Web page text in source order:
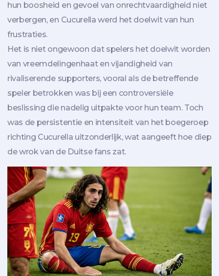
hun boosheid en gevoel van onrechtvaardigheid niet
verbergen, en Cucurella werd het doelwit van hun
frustraties.
Het is niet ongewoon dat spelers het doelwit worden
van vreemdelingenhaat en vijandigheid van
rivaliserende supporters, vooral als de betreffende
speler betrokken was bij een controversiële
beslissing die nadelig uitpakte voor hun team. Toch
was de persistentie en intensiteit van het boegeroep
richting Cucurella uitzonderlijk, wat aangeeft hoe diep
de wrok van de Duitse fans zat.